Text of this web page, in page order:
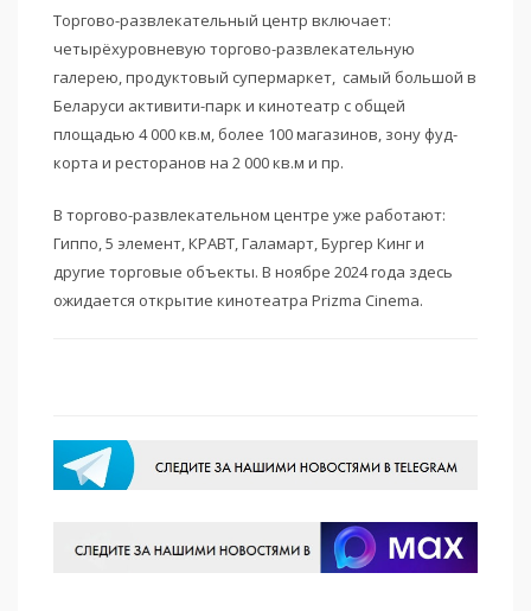
Торгово-развлекательный центр включает:
четырёхуровневую торгово-развлекательную
галерею, продуктовый супермаркет, самый большой в
Беларуси активити-парк и кинотеатр с общей
площадью 4 000 кв.м, более 100 магазинов, зону фуд-
корта и ресторанов на 2 000 кв.м и пр.
В торгово-развлекательном центре уже работают:
Гиппо, 5 элемент, КРАВТ, Галамарт, Бургер Кинг и
другие торговые объекты. В ноябре 2024 года здесь
ожидается открытие кинотеатра Prizma Cinema.